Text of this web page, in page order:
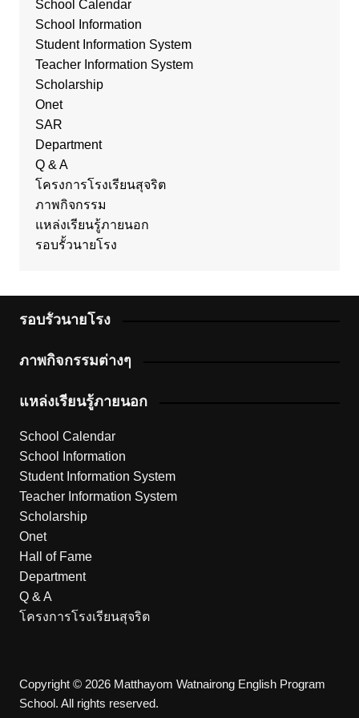
School Calendar
School Information
Student Information System
Teacher Information System
Scholarship
Onet
SAR
Department
Q & A
โครงการโรงเรียนสุจริต
ภาพกิจกรรม
แหล่งเรียนรู้ภายนอก
รอบรั้วนายโรง
รอบรั้วนายโรง
ภาพกิจกรรมต่างๆ
แหล่งเรียนรู้ภายนอก
School Calendar
School Information
Student Information System
Teacher Information System
Scholarship
Onet
Hall of Fame
Department
Q & A
โครงการโรงเรียนสุจริต
Copyright © 2026 Matthayom Watnairong English Program
School. All rights reserved.